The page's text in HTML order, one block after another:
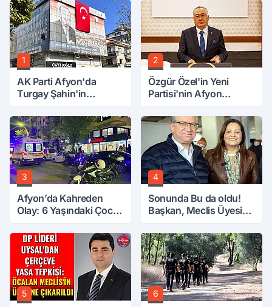
1
AK Parti Afyon'da
Turgay Şahin'in
2
Özgür Özel'in Yeni
Partisi'nin Afyon
3
Afyon’da Kahreden
Olay: 6 Yaşındaki Çocuk
4
Sonunda Bu da oldu!
Başkan, Meclis Üyesini
Attırdı
5 6